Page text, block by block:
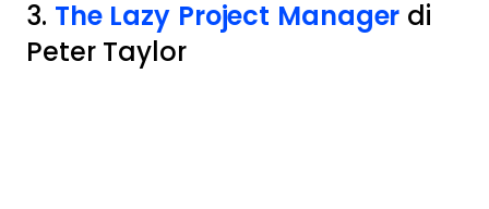
3. The Lazy Project Manager di
Peter Taylor